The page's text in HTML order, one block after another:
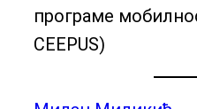
програме
CEEPUS)